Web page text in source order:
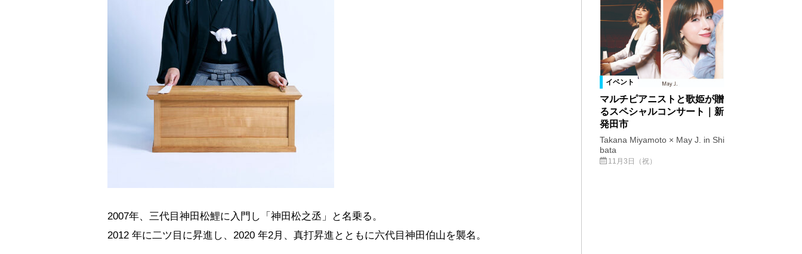
2007年、三代目神田松鯉に入門し「神田松之丞」と名乗る。
2012 年に二ツ目に昇進し、2020 年2月、真打昇進とともに六代目神田伯山を襲名。
イベント
マルチピアニストと歌姫が贈
るスペシャルコンサート｜新
発田市
Takana Miyamoto × May J. in Shi
bata
11月3日（祝）